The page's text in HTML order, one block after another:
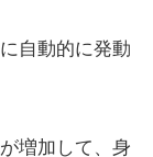
自動的に発動
増加して、身